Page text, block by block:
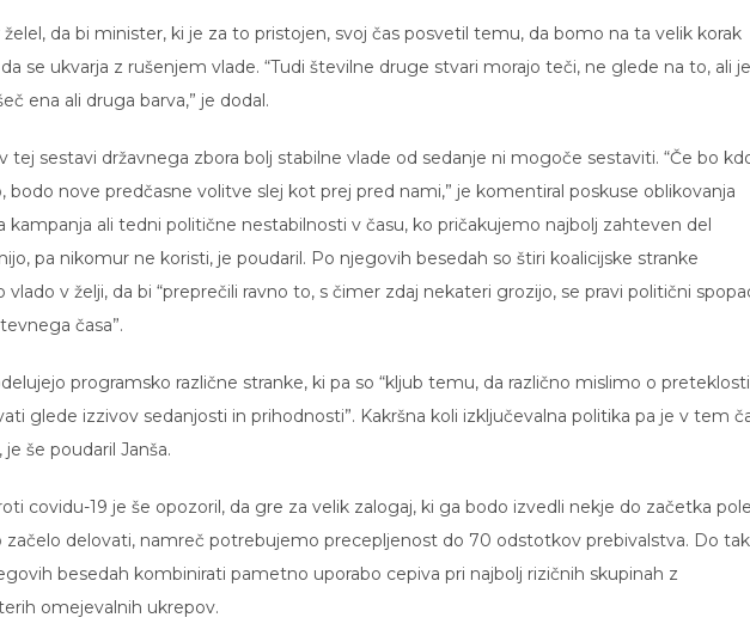
da bi minister, ki je za to pristojen, svoj čas posvetil temu, da bomo na ta velik korak
se ukvarja z rušenjem vlade. “Tudi številne druge stvari morajo teči, ne glede na to, ali je
ena ali druga barva,” je dodal.
tej sestavi državnega zbora bolj stabilne vlade od sedanje ni mogoče sestaviti. “Če bo
bodo nove predčasne volitve slej kot prej pred nami,” je komentiral poskuse oblikovanja
kampanja ali tedni politične nestabilnosti v času, ko pričakujemo najbolj zahteven del
pa nikomur ne koristi, je poudaril. Po njegovih besedah so štiri koalicijske stranke
vlado v želji, da bi “preprečili ravno to, s čimer zdaj nekateri grozijo, se pravi politični
časa”.
programsko različne stranke, ki pa so “kljub temu, da različno mislimo o
glede izzivov sedanjosti in prihodnosti”. Kakršna koli izključevalna politika pa je v tem
še poudaril Janša.
covidu-19 je še opozoril, da gre za velik zalogaj, ki ga bodo izvedli nekje do začetka
začelo delovati, namreč potrebujemo precepljenost do 70 odstotkov prebivalstva. Do
besedah kombinirati pametno uporabo cepiva pri najbolj rizičnih skupinah z
omejevalnih ukrepov.